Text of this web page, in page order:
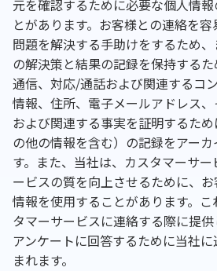
元を確認するために必要な個人情
とがあります。お客様との連絡を
問題を解決する手助けをするため
の解決策と結果の記録を保持する
通信、対応/通話および関連するコ
情報、住所、電子メールアドレス、
および関連する事実を証明するた
の他の情報を含む）の記録をアー
す。また、当社は、カスタマーサ
ービスの質を向上させるために、
情報を使用することがあります。
タマーサービスに連絡する際に提
アンケートに回答するために当社
まれます。